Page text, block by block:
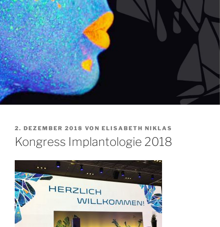
VERÖFFENTLICHT
AM
2. DEZEMBER 2018 VON ELISABETH NIKLAS
Kongress Implantologie 2018